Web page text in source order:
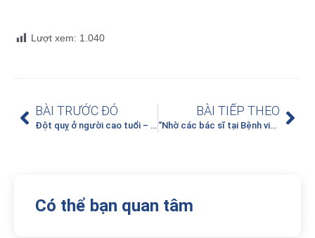
Lượt xem: 1.040
BÀI TRƯỚC ĐÓ
Đột quỵ ở người cao tuổi – Cụ bà 92 tuổi thoát khỏi di chứng của đột quỵ nhờ được can thiệp mạch máu não kịp thời
BÀI TIẾP THEO
“Nhờ các bác sĩ tại Bệnh viện đa khoa tỉnh Phú Thọ, tôi như được sinh ra lần thứ 2”
Có thể bạn quan tâm